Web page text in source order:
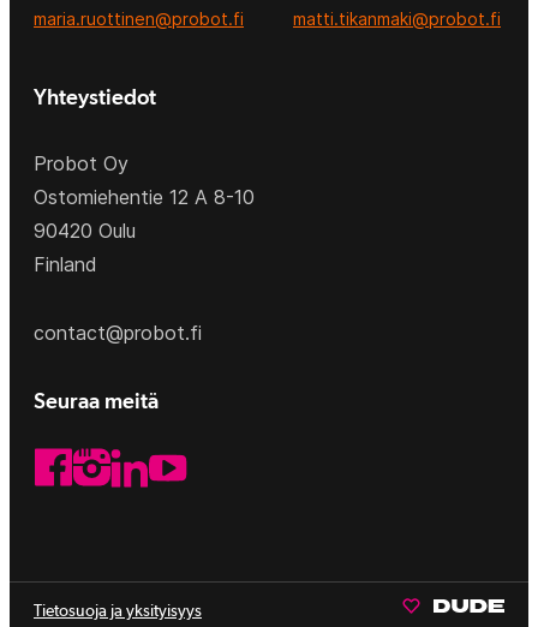
Yhteystiedot
Probot Oy
Ostomiehentie 12 A 8-10
90420 Oulu
Finland
contact@probot.fi
Seuraa meitä
Facebook
Instagram
LinkedIn
YouTube
maria.ruottinen@probot.fi
matti.tikanmaki@probot.fi
Tietosuoja ja yksityisyys